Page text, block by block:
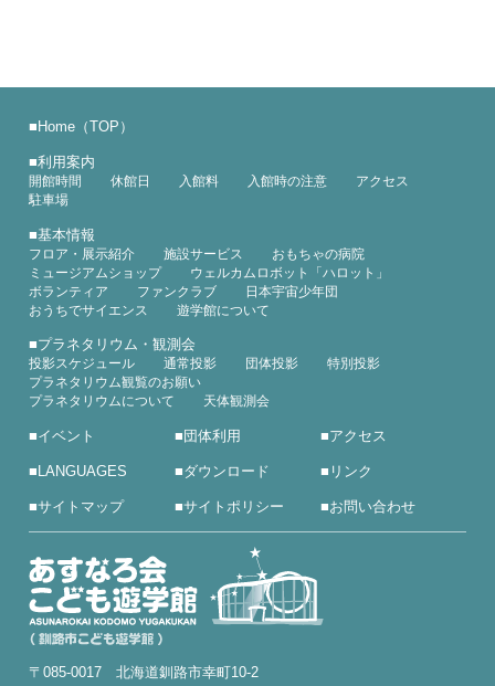
■ Home（TOP）
■利用案内
開館時間 休館日 入館料 入館時の注意
アクセス
駐車場
■基本情報
フロア・展示紹介 施設サービス
おもちゃの病院
ミュージアムショップ
ウェルカムロボット「ハロット」
ボランティア
ファンクラブ
日本宇宙少年団
おうちでサイエンス
遊学館について
■プラネタリウム・観測会
投影スケジュール 通常投影 団体投影
特別投影
プラネタリウム観覧のお願い
プラネタリウムについて
天体観測会
■イベント ■ 団体利用 ■アクセス
■ LANGUAGES ■ダウンロード ■ リンク
■サイトマップ ■サイトポリシー ■お問い合わせ
〒085-0017 北海道釧路市幸町10-2